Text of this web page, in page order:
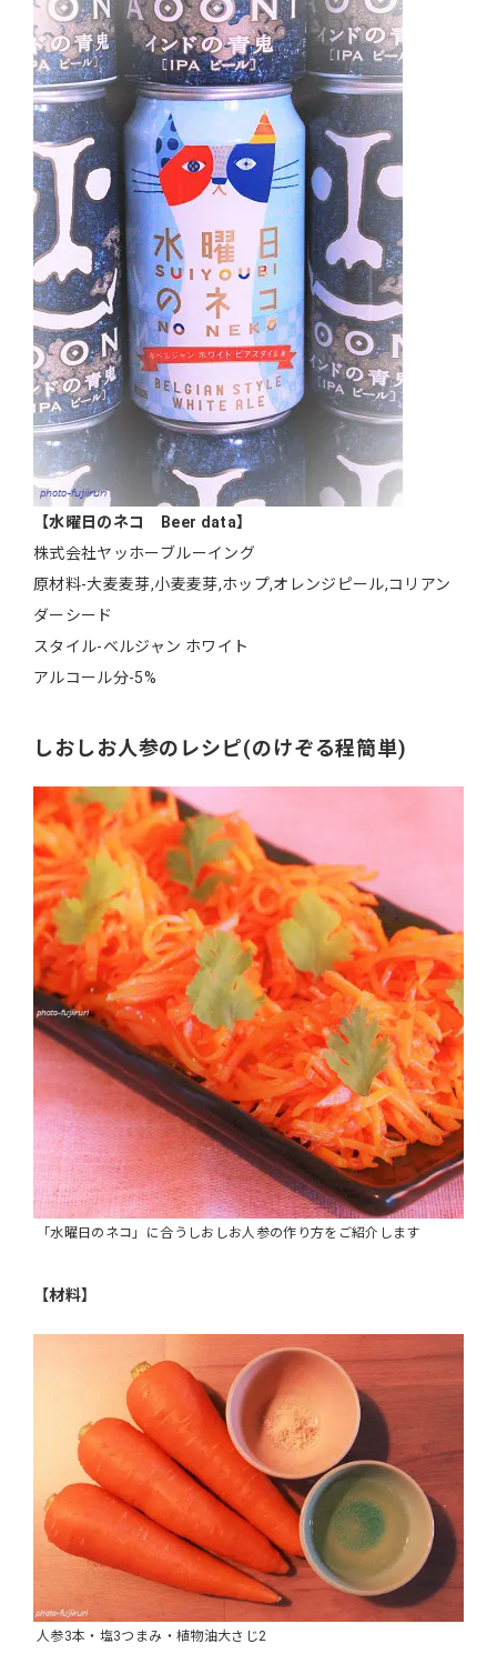
【水曜日のネコ Beer data】
株式会社ヤッホーブルーイング
原材料-大麦麦芽,小麦麦芽,ホップ,オレンジピール,コリアン
ダーシード
スタイル-ベルジャン ホワイト
アルコール分-5%
しおしお人参のレシピ(のけぞる程簡単)
「水曜日のネコ」に合うしおしお人参の作り方をご紹介します
【材料】
人参3本・塩3つまみ・植物油大さじ2